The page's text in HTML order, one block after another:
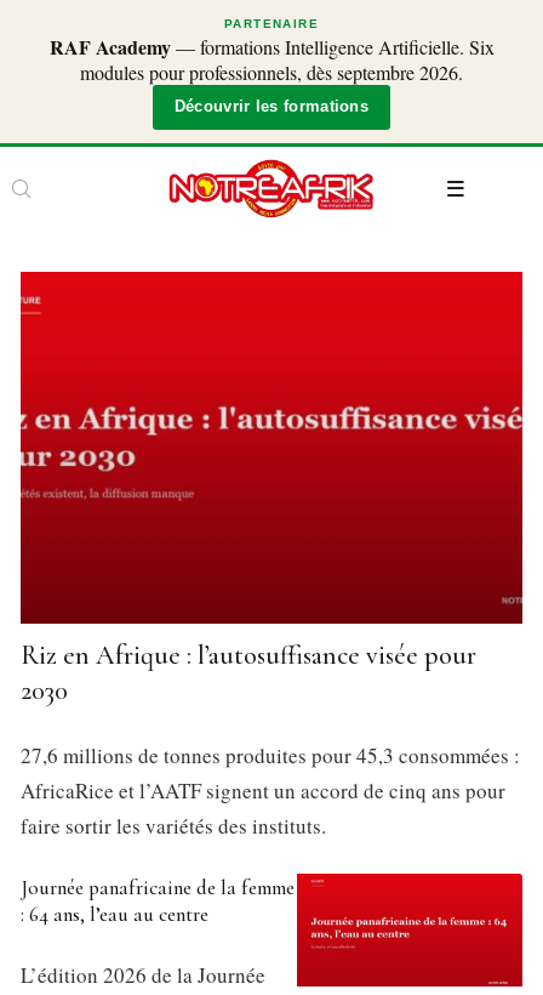
PARTENAIRE
RAF Academy— formations Intelligence Artificielle. Six
modules pour professionnels, dès septembre 2026.
Découvrir les formations
Riz en Afrique : l’autosuffisance visée pour
2030
27,6 millions de tonnes produites pour 45,3 consommées :
AfricaRice et l’AATF signent un accord de cinq ans pour
faire sortir les variétés des instituts.
Journée panafricaine de la femme
: 64 ans, l’eau au centre
L’édition 2026 de la Journée